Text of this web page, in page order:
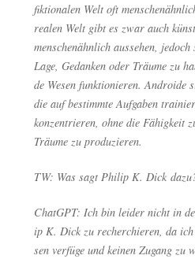
fik­tio­na­len Welt oft
rea­len Welt gibt es zwar auch
men­schen­ähn­lich aus­se­hen,
Lage, Gedan­ken oder Träu­me zu
de Wesen funk­tio­nie­ren. Andro­ide
die auf bestimm­te Auf­ga­ben
kon­zen­trie­ren, ohne die Fähig­keit
Träu­me zu produzieren.
TW: Was sagt Phil­ip K. Dick
ChatGPT: Ich bin lei­der nicht in
ip K. Dick zu recher­chie­ren, da
sen ver­fü­ge und kei­nen Zugang zu